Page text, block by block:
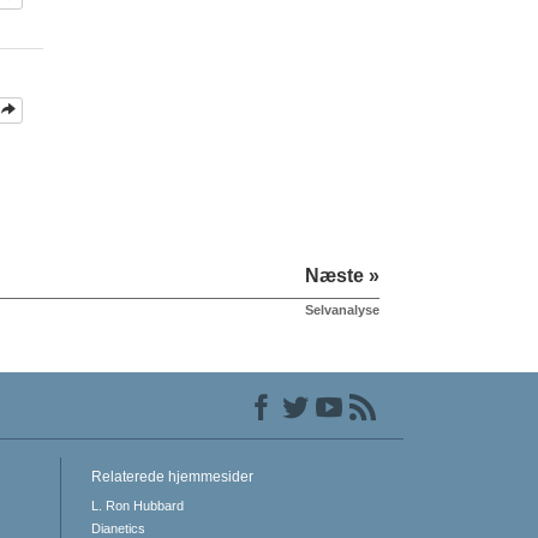
Næste »
Selvanalyse
Relaterede hjemmesider
L. Ron Hubbard
Dianetics